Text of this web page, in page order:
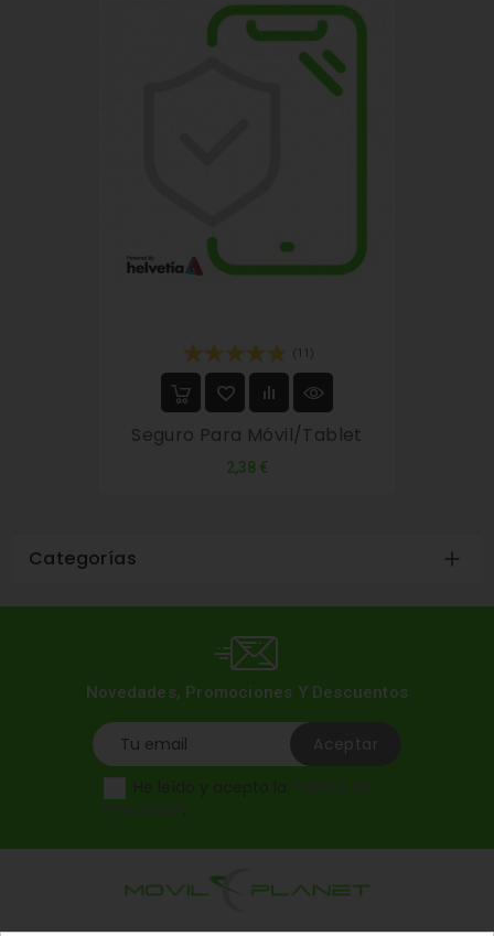
(11)
Seguro Para Móvil/tablet
2,38 €
Categorías 
Novedades, Promociones Y Descuentos